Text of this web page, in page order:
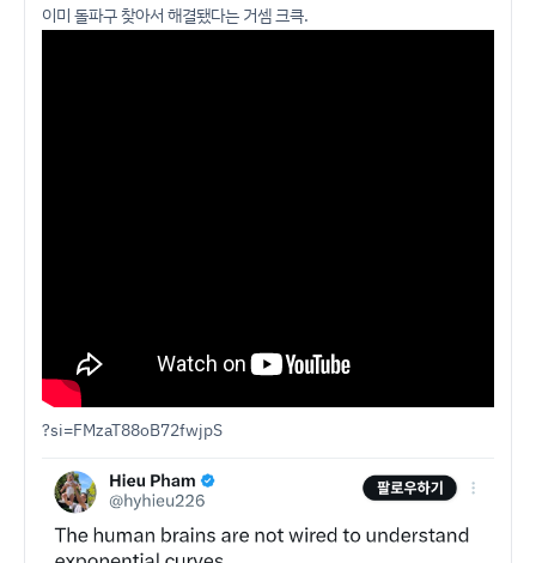
이미 돌파구 찾아서 해결됐다는 거셈 크큭.
?si=FMzaT88oB72fwjpS